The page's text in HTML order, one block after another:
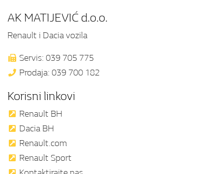
AK MATIJEVIĆ d.o.o.
Renault i Dacia vozila
Servis: 039 705 775
Prodaja: 039 700 182
Korisni linkovi
Renault BH
Dacia BH
Renault.com
Renault Sport